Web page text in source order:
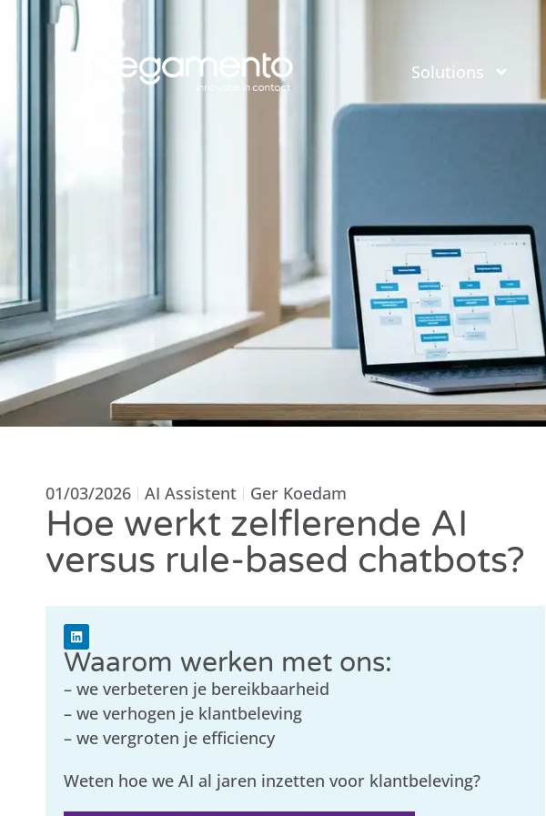
Solutions
01/03/2026 AI Assistent Ger Koedam
Hoe werkt zelflerende AI
versus rule-based chatbots?
Waarom werken met ons:
– we verbeteren je bereikbaarheid
– we verhogen je klantbeleving
– we vergroten je efficiency
Weten hoe we AI al jaren inzetten voor klantbeleving?